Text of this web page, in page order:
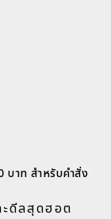
บาท สำหรับคำสั่ง
ดีลสุดฮอต